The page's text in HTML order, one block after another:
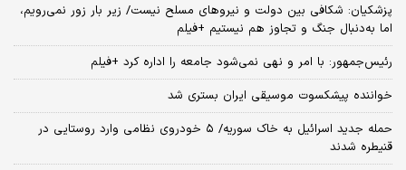
پزشکیان: شکافی بین دولت و نیروهای مسلح نیست/ زیر بار زور نمی‌رویم،
اما به‌دنبال جنگ و تجاوز هم نیستیم +فیلم
رئیس‌جمهور: با امر و نهی نمی‌شود جامعه را اداره کرد +فیلم
خواننده پیشکسوت موسیقی ایران بستری شد
حمله جدید اسرائیل به خاک سوریه/ ۵ خودروی نظامی وارد روستایی در
قنیطره شدند